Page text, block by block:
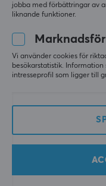
jobba med förbättringar av
liknande funktioner.
Vi använder cookies för
besökarstatistik. Information
intresseprofil som ligger till